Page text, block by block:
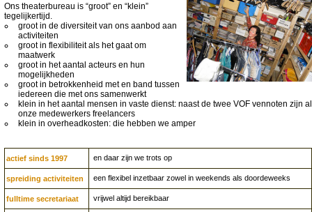
Ons theaterbureau is “groot” en “klein”
tegelijkertijd.
groot in de diversiteit van ons aanbod aan
activiteiten
groot in flexibiliteit als het gaat om
maatwerk
groot in het aantal acteurs en hun
mogelijkheden
groot in betrokkenheid met en band tussen
iedereen die met ons samenwerkt
klein in het aantal mensen in vaste dienst: naast de twee VOF vennoten zijn al
onze medewerkers freelancers
klein in overheadkosten: die hebben we amper
actief sinds 1997 en daar zijn we trots op
spreiding activiteiten een flexibel inzetbaar zowel in weekends als doordeweeks
fulltime secretariaat vrijwel altijd bereikbaar